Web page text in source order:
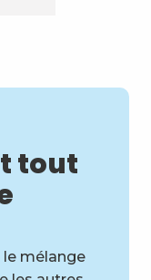
tout
le mélange